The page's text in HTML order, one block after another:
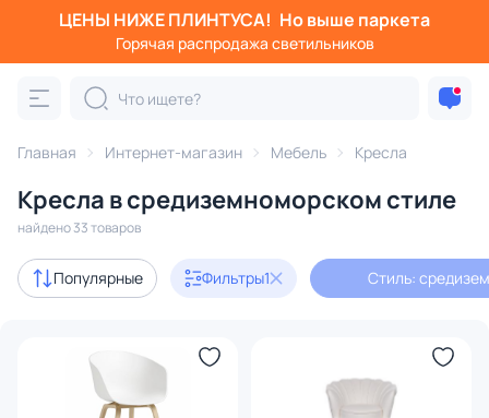
ЦЕНЫ НИЖЕ ПЛИНТУСА! Но выше паркета
Горячая распродажа светильников
Главная Интернет-магазин Мебель Кресла
Кресла в средиземноморском стиле
найдено 33 товаров
Популярные Фильтры1 Стиль:
Фильтры
Категория:
с ушами высокие кресло-качалка кожаные
Акции 5
Доставка